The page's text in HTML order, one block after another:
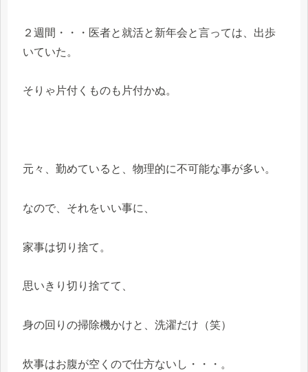
２週間・・・医者と就活と新年会と言っては、出歩
いていた。
そりゃ片付くものも片付かぬ。
元々、勤めていると、物理的に不可能な事が多い。
なので、それをいい事に、
家事は切り捨て。
思いきり切り捨てて、
身の回りの掃除機かけと、洗濯だけ（笑）
炊事はお腹が空くので仕方ないし・・・。